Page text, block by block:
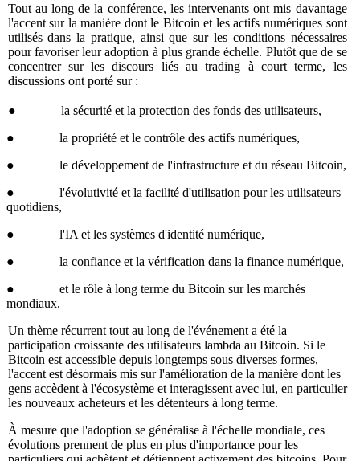
Tout au long de la conférence, les intervenants ont mis davantage
l'accent sur la manière dont le Bitcoin et les actifs numériques sont
utilisés dans la pratique, ainsi que sur les conditions nécessaires
pour favoriser leur adoption à plus grande échelle. Plutôt que de se
concentrer sur les discours liés au trading à court terme, les
discussions ont porté sur :
● la sécurité et la protection des fonds des utilisateurs,
● la propriété et le contrôle des actifs numériques,
● le développement de l'infrastructure et du réseau Bitcoin,
● l'évolutivité et la facilité d'utilisation pour les utilisateurs
quotidiens,
● l'IA et les systèmes d'identité numérique,
● la confiance et la vérification dans la finance numérique,
● et le rôle à long terme du Bitcoin sur les marchés
mondiaux.
Un thème récurrent tout au long de l'événement a été la
participation croissante des utilisateurs lambda au Bitcoin. Si le
Bitcoin est accessible depuis longtemps sous diverses formes,
l'accent est désormais mis sur l'amélioration de la manière dont les
gens accèdent à l'écosystème et interagissent avec lui, en particulier
les nouveaux acheteurs et les détenteurs à long terme.
À mesure que l'adoption se généralise à l'échelle mondiale, ces
évolutions prennent de plus en plus d'importance pour les